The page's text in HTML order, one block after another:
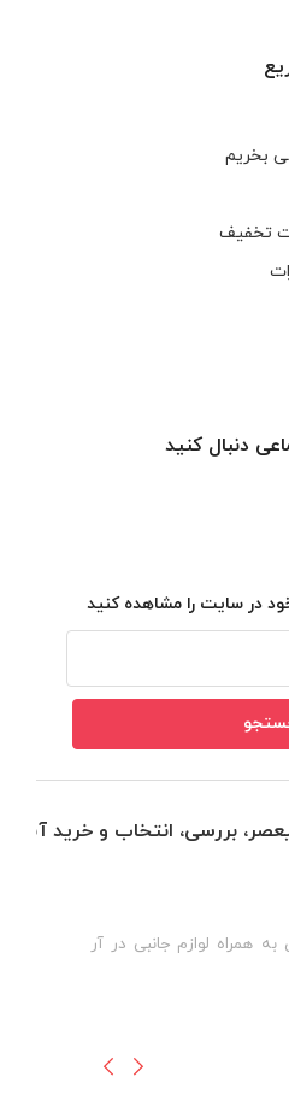
بخریم
تخفیف
دنبال کنید
در سایت را مشاهده کنید
بررسی، انتخاب و خرید
همراه لوازم جانبی در آر